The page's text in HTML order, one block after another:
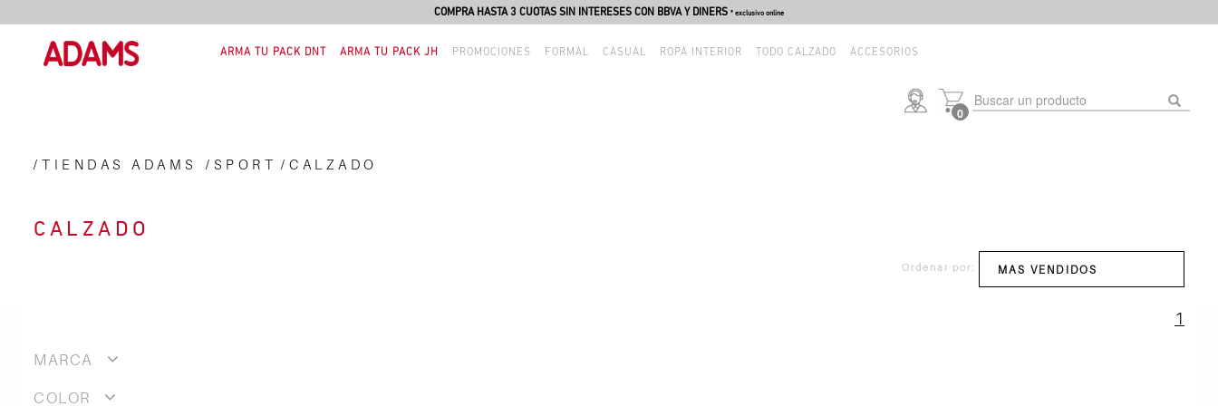
COMPRA HASTA 3 CUOTAS SIN INTERESES CON BBVA Y DINERS * exclusivo online
ARMA TU PACK DNT ARMA TU PACK JH PROMOCIONES FORMAL CASUAL ROPA INTERIOR TODO CALZADO ACCESORIOS
0
TIENDAS ADAMS SPORT CALZADO
CALZADO
MARCA
COLOR
Ordenar por:
1